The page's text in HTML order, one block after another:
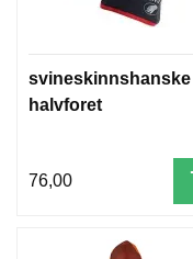
svineskinnshanske
halvforet
76,00